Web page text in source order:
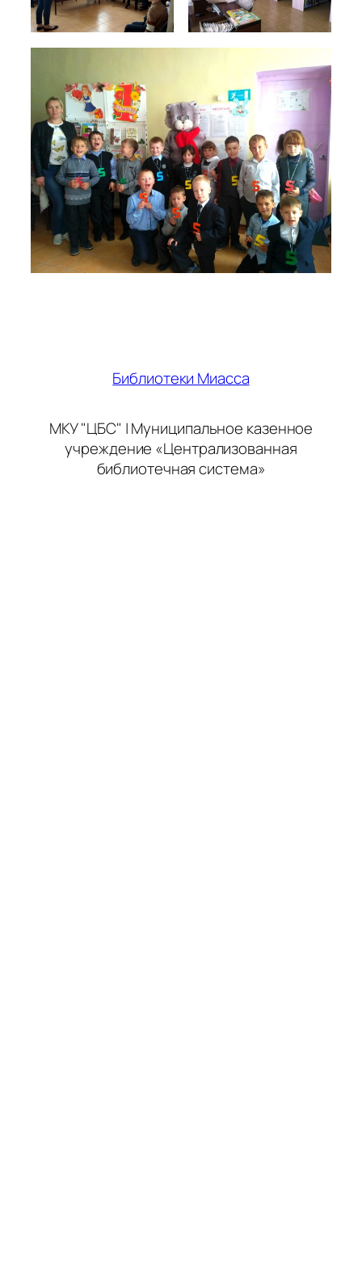
Библиотеки Миасса
МКУ "ЦБС" | Муниципальное казенное
учреждение «Централизованная
библиотечная система»